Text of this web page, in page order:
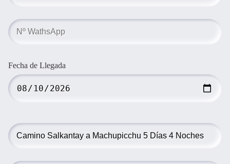
Fecha de Llegada